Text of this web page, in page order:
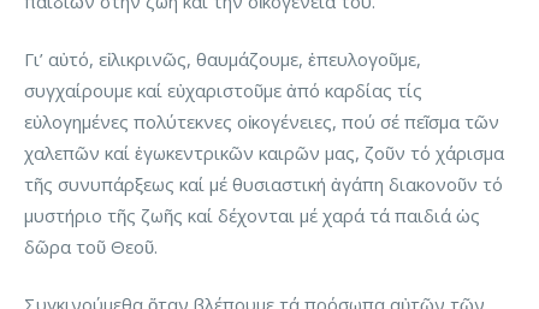
Γι’ αὐτό, εἰλικρινῶς, θαυμάζουμε, ἐπευλογοῦμε,
συγχαίρουμε καί εὐχαριστοῦμε ἀπό καρδίας τίς
εὐλογημένες πολύτεκνες οἰκογένειες, πού σέ πεῖσμα τῶν
χαλεπῶν καί ἐγωκεντρικῶν καιρῶν μας, ζοῦν τό χάρισμα
τῆς συνυπάρξεως καί μέ θυσιαστική ἀγάπη διακονοῦν τό
μυστήριο τῆς ζωῆς καί δέχονται μέ χαρά τά παιδιά ὡς
δῶρα τοῦ Θεοῦ.
Συγκινούμεθα ὅταν βλέπουμε τά πρόσωπα αὐτῶν τῶν